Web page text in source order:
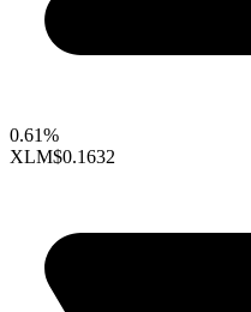
0.61%
XLM$0.1632